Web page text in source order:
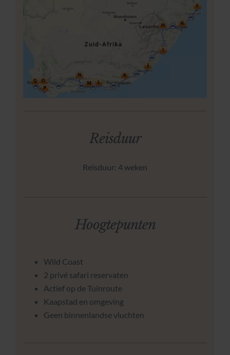
Reisduur
Reisduur: 4 weken
Hoogtepunten
Wild Coast
2 privé safari reservaten
Actief op de Tuinroute
Kaapstad en omgeving
Geen binnenlandse vluchten